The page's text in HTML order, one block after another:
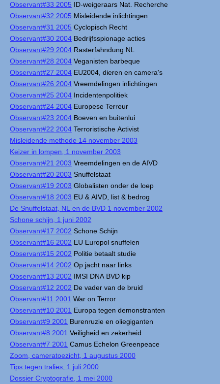
Observant#33 2005 ID-weigeraars Nat. Recherche
Observant#32 2005 Misleidende inlichtingen
Observant#31 2005 Cyclopisch Recht
Observant#30 2004 Bedrijfsspionage acties
Observant#29 2004 Rasterfahndung NL
Observant#28 2004 Veganisten barbeque
Observant#27 2004 EU2004, dieren en camera's
Observant#26 2004 Vreemdelingen inlichtingen
Observant#25 2004 Incidentenpolitiek
Observant#24 2004 Europese Terreur
Observant#23 2004 Boeven en buitenlui
Observant#22 2004 Terroristische Activist
Misleidende methode 14 november 2003
Keizer in lompen, 1 november 2003
Observant#21 2003 Vreemdelingen en de AIVD
Observant#20 2003 Snuffelstaat
Observant#19 2003 Globalisten onder de loep
Observant#18 2003 EU & AIVD, list & bedrog
De Snuffelstaat, NL en de BVD 1 november 2002
Schone schijn, 1 juni 2002
Observant#17 2002 Schone Schijn
Observant#16 2002 EU Europol snuffelen
Observant#15 2002 Politie betaalt studie
Observant#14 2002 Op jacht naar links
Observant#13 2002 IMSI DNA BVD kip
Observant#12 2002 De vader van de bruid
Observant#11 2001 War on Terror
Observant#10 2001 Europa tegen demonstranten
Observant#9 2001 Burenruzie en oliegiganten
Observant#8 2001 Veiligheid en zekerheid
Observant#7 2001 Camus Echelon Greenpeace
Zoom, cameratoezicht, 1 augustus 2000
Tips tegen tralies, 1 juli 2000
Dossier Cryptografie, 1 mei 2000